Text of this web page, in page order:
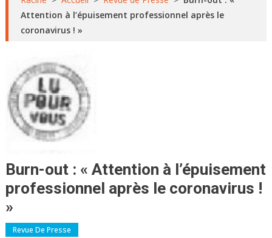
Attention à l’épuisement professionnel après le
coronavirus ! »
Burn-out : « Attention à l’épuisement
professionnel après le coronavirus !
»
Revue De Presse